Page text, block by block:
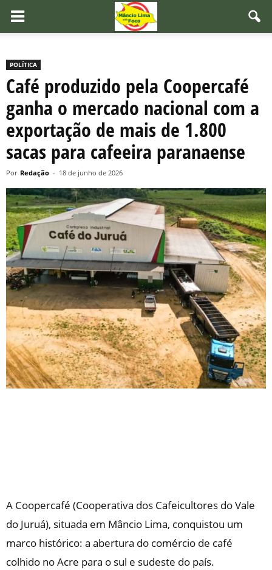
POLÍTICA
Café produzido pela Coopercafé
ganha o mercado nacional com a
exportação de mais de 1.800
sacas para cafeeira paranaense
Por Redação - 18 de junho de 2026
A Coopercafé (Cooperativa dos Cafeicultores do Vale
do Juruá), situada em Mâncio Lima, conquistou um
marco histórico: a abertura do comércio de café
colhido no Acre para o sul e sudeste do país.